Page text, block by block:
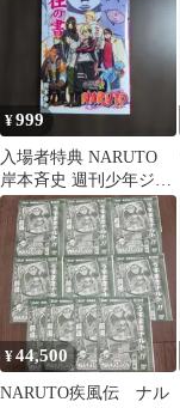
¥999
入場者特典 NARUTO
岸本斉史 週刊少年ジャ
ンプ BORUTO 美品 非
売品
¥44,500
NARUTO疾風伝 ナル